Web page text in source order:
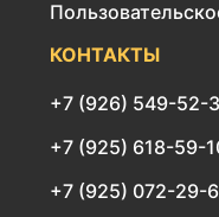
КОНТАКТЫ
+7 (926) 549-52-
+7 (925) 618-59-
+7 (925) 072-29-